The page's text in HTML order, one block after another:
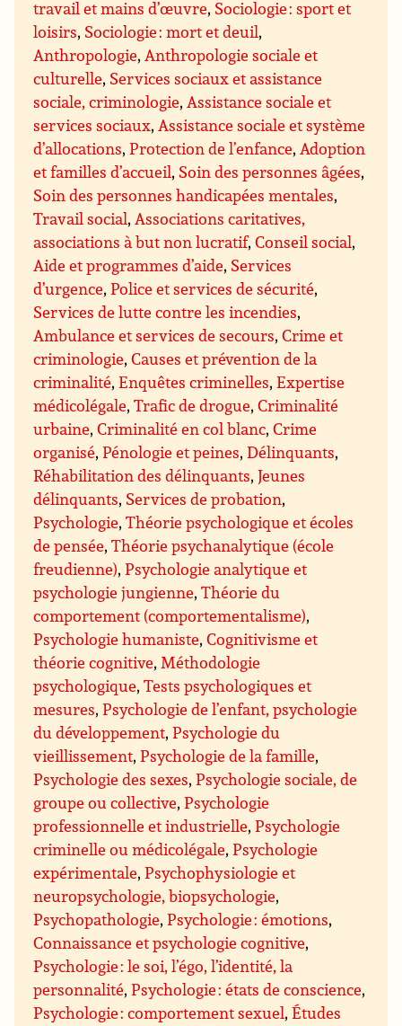
travail et mains d’œuvre, Sociologie : sport et
loisirs, Sociologie : mort et deuil,
Anthropologie,Anthropologie sociale et
culturelle, Services sociaux et assistance
sociale, criminologie,Assistance sociale et
services sociaux,Assistance sociale et système
d’allocations,Protection de l’enfance,Adoption
et familles d’accueil, Soin des personnes âgées,
Soin des personnes handicapées mentales,
Travail social,Associations caritatives,
associations à but non lucratif,Conseil social,
Aide et programmes d’aide, Services
d’urgence,Police et services de sécurité,
Services de lutte contre les incendies,
Ambulance et services de secours,Crime et
criminologie,Causes et prévention de la
criminalité,Enquêtes criminelles,Expertise
médicolégale,Trafic de drogue,Criminalité
urbaine,Criminalité en col blanc,Crime
organisé,Pénologie et peines,Délinquants,
Réhabilitation des délinquants,Jeunes
délinquants, Services de probation,
Psychologie,Théorie psychologique et écoles
de pensée,Théorie psychanalytique (école
freudienne),Psychologie analytique et
psychologie jungienne,Théorie du
comportement (comportementalisme),
Psychologie humaniste,Cognitivisme et
théorie cognitive,Méthodologie
psychologique,Tests psychologiques et
mesures,Psychologie de l’enfant, psychologie
du développement,Psychologie du
vieillissement,Psychologie de la famille,
Psychologie des sexes,Psychologie sociale, de
groupe ou collective,Psychologie
professionnelle et industrielle,Psychologie
criminelle ou médicolégale,Psychologie
expérimentale,Psychophysiologie et
neuropsychologie, biopsychologie,
Psychopathologie,Psychologie : émotions,
Connaissance et psychologie cognitive,
Psychologie : le soi, l’égo, l’identité, la
personnalité,Psychologie : états de conscience,
Psychologie : comportement sexuel,Études